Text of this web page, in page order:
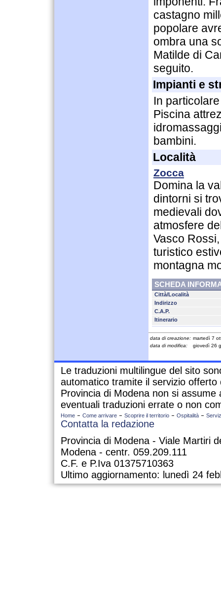
castagno
popolare
ombra una
Matilde di
seguito.
Impianti e
In
Piscina
bambini.
Località
Zocca
Domina la
dintorni si
medievali
atmosfere
Vasco
turistico
montagna
SCHEDA
Città/Località
Indirizzo
C.A.P.
Itinerario
data di creazione: martedì 7
data di modifica:
giovedì 26
Le traduzioni multilingue del sito
automatico tramite il servizio
Provincia di Modena non si assume
eventuali traduzioni errate o non
Home Come arrivare Scoprire il territorio Ospitalità
Contatta la redazione
Provincia di Modena - Viale Martiri
Modena - centr. 059.209.111
C.F. e P.Iva 01375710363
Ultimo aggiornamento: lunedì 24